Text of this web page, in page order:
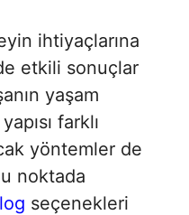
ihtiyaçlarına
etkili sonuçlar
yaşam
farklı
yöntemler de
noktada
seçenekleri